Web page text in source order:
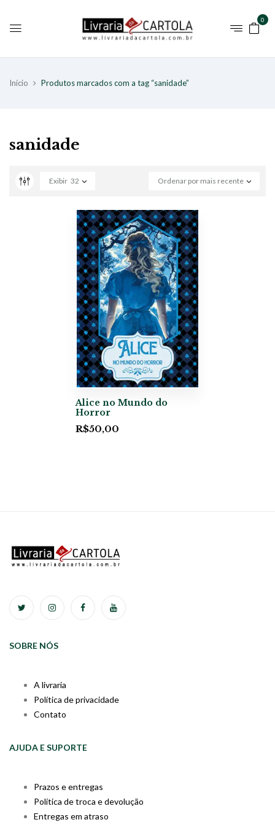
0
Início Produtos marcados com a tag “sanidade”
sanidade
Ordenar por mais recente
Exibir 32
Alice no Mundo do
Horror
R$50,00
SOBRE NÓS
A livraria
Política de privacidade
Contato
AJUDA E SUPORTE
Prazos e entregas
Política de troca e devolução
Entregas em atraso